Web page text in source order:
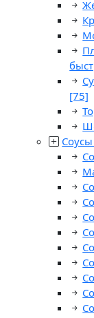
[75]
Соусы